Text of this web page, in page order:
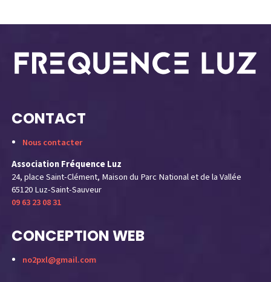
CONTACT
Nous contacter
Association Fréquence Luz
24, place Saint-Clément, Maison du Parc National et de la Vallée
65120 Luz-Saint-Sauveur
09 63 23 08 31
CONCEPTION WEB
no2pxl@gmail.com